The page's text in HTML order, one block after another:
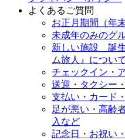
よくあるご質問
お正月期間（年
未成年のみのグ
新しい施設 誕生
ム旅人』について
チェックイン・
送迎・タクシー
支払い・カード
足が悪い・高齢
入など
記念日・お祝い